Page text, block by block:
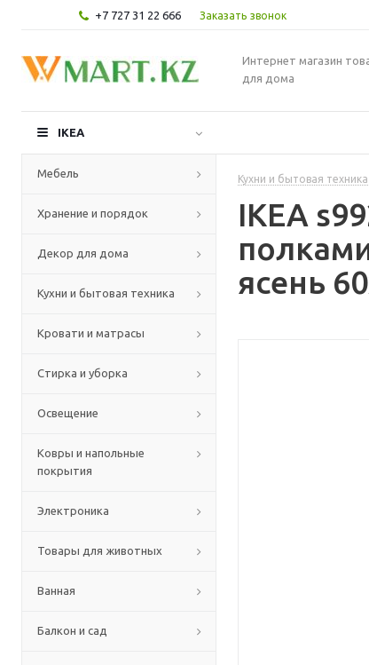
+7 727 31 22 666 Заказать звонок
Интернет магазин
для дома
IKEA
Мебель
Хранение и порядок
Декор для дома
Кухни и бытовая техника
Кровати и матрасы
Стирка и уборка
Освещение
Ковры и напольные
покрытия
Электроника
Товары для животных
Ванная
Балкон и сад
Кухни и бытовая техника
IKEA
ясень